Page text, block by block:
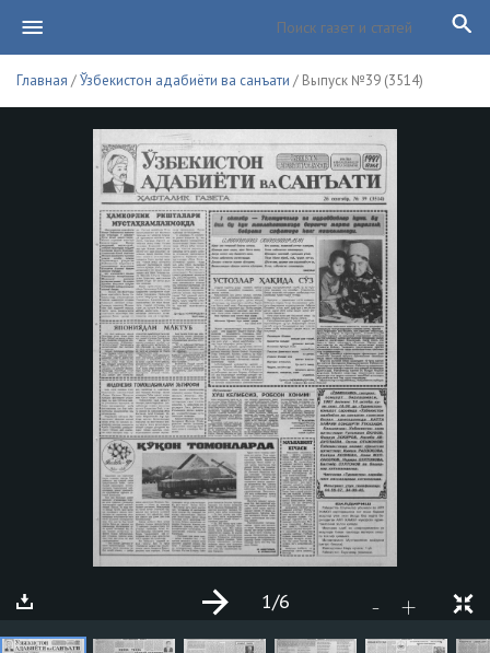
Главная /Ўзбекистон адабиёти ва санъати / Выпуск №39 (3514)
- +
1/6